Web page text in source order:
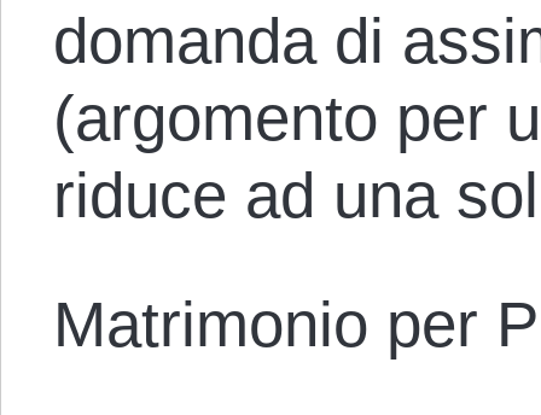
domanda di
(argomento per
riduce ad una
Matrimonio per